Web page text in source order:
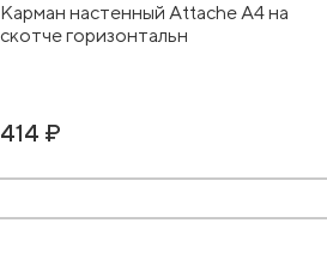
Карман настенный Attache А4 на
скотче горизонтальн
414 ₽